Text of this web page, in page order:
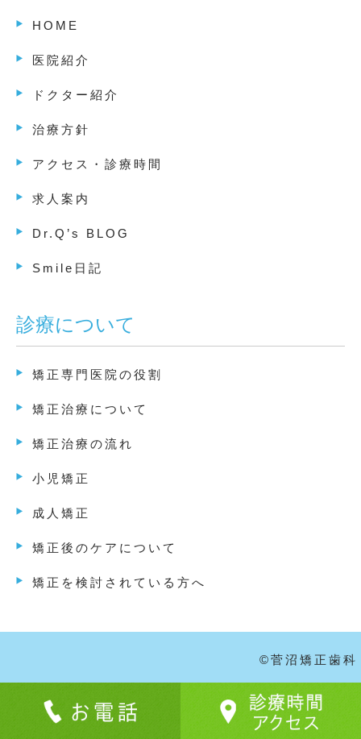
HOME
医院紹介
ドクター紹介
治療方針
アクセス・診療時間
求人案内
Dr.Q’s BLOG
Smile日記
診療について
矯正専門医院の役割
矯正治療について
矯正治療の流れ
小児矯正
成人矯正
矯正後のケアについて
矯正を検討されている方へ
©菅沼矯正歯科